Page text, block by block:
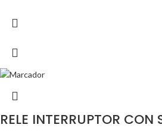
RELE INTERRUPTOR CON